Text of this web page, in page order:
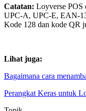
Catatan: Loyverse POS
UPC-A, UPC-E, EAN-
Kode 128 dan kode QR
Lihat juga:
Bagaimana cara
Perangkat Keras untuk